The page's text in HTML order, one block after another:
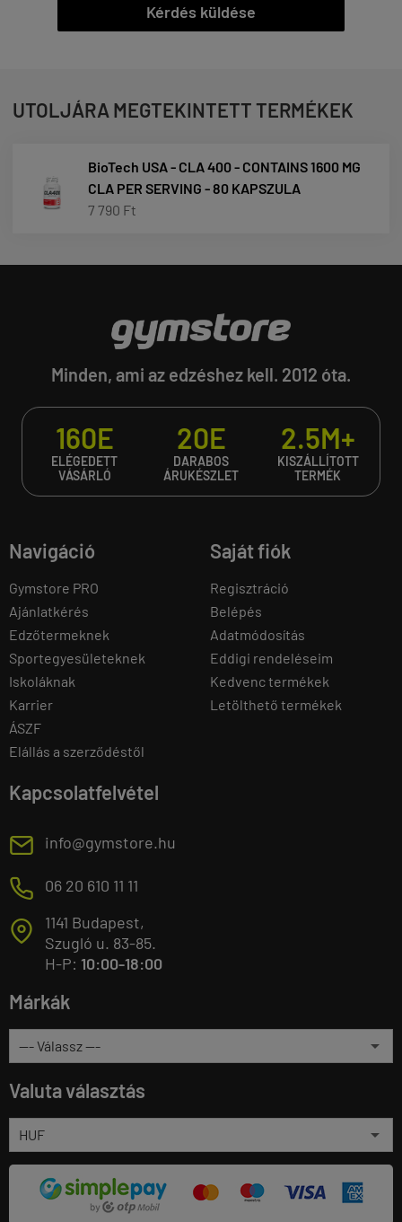
Kérdés küldése
UTOLJÁRA MEGTEKINTETT TERMÉKEK
BioTech USA - CLA 400 - CONTAINS 1600 MG
CLA PER SERVING - 80 KAPSZULA
7 790 Ft
Minden, ami az edzéshez kell. 2012 óta.
160E
ELÉGEDETT
VÁSÁRLÓ
20E
DARABOS
ÁRUKÉSZLET
2.5M+
KISZÁLLÍTOTT
TERMÉK
Navigáció
Gymstore PRO
Ajánlatkérés
Edzőtermeknek
Sportegyesületeknek
Iskoláknak
Karrier
ÁSZF
Elállás a szerződéstől
Saját fiók
Regisztráció
Belépés
Adatmódosítás
Eddigi rendeléseim
Kedvenc termékek
Letölthető termékek
Kapcsolatfelvétel
E info@gymstore.hu
M 06 20 610 11 11
T
1141 Budapest,
Szugló u. 83-85.
H-P: 10:00-18:00
Márkák
Valuta választás